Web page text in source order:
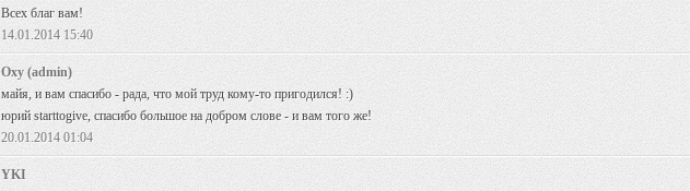
Всех благ вам!
14.01.2014 15:40
Oxy (admin)
майя, и вам спасибо - рада, что мой труд кому-то пригодился! :)
юрий starttogive, спасибо большое на добром слове - и вам того же!
20.01.2014 01:04
YKI